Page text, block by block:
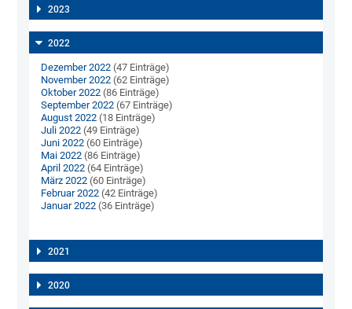
2023
2022
Dezember 2022 (47 Einträge)
November 2022 (62 Einträge)
Oktober 2022 (86 Einträge)
September 2022 (67 Einträge)
August 2022 (18 Einträge)
Juli 2022 (49 Einträge)
Juni 2022 (60 Einträge)
Mai 2022 (86 Einträge)
April 2022 (64 Einträge)
März 2022 (60 Einträge)
Februar 2022 (42 Einträge)
Januar 2022 (36 Einträge)
2021
2020